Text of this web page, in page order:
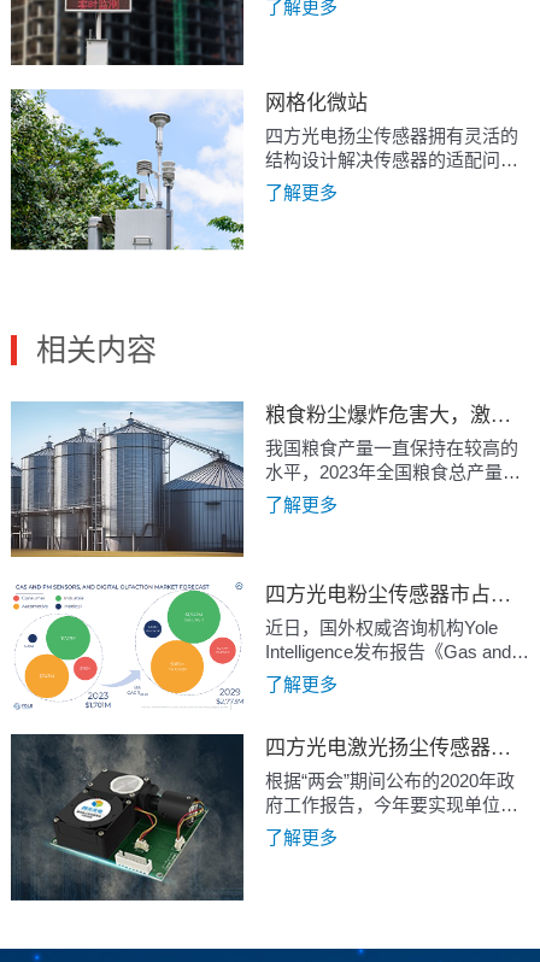
置，消除水雾影响；配置超声波
运行过程中采样流量恒定。
了解更多
网格化微站
四方光电扬尘传感器拥有灵活的
结构设计解决传感器的适配问
题，衍生出了不受采样流量影响
的扬尘传感器PM3006S-P，满足
了解更多
相关内容
粮食粉尘爆炸危害大，激光粉尘传感器在保障粮仓安全中的关键作用
我国粮食产量一直保持在较高的
水平，2023年全国粮食总产量
13908.2亿斤。如此巨大的粮食产
量也带来了大量粮食储备、加
储、运输及散粮装卸过程中均会
产生粮食粉尘，粮食粉尘作为一
种不导电的可燃性粉尘，在与空
气混合后达到一定浓度时，如果
遇到足够能量的点火源，就有可
粉尘爆炸，如何预防粮食粉尘爆
炸是粮食企业安全生产的一大课
题。
了解更多
四方光电粉尘传感器市占比第一，深耕技术引领行业发展
近日，国外权威咨询机构Yole
Intelligence发布报告《Gas and
Particle sensors 2024》，报告对
气体和粉尘传感器全球市场进行
器的市场现状、具体的细分市场
和未来发展趋势，报告显示气体
和粉尘传感器市场在2023年至
2029年间增长 8%，到2029年市
场总规模将达到约 28 亿美元，在
了解更多
四方光电激光扬尘传感器助力打赢蓝天保卫战
根据“两会”期间公布的2020年政
府工作报告，今年要实现单位国
内生产总值能耗和主要污染物排
放量继续下降；深化重点地区大
打赢蓝天保卫战、“十三五”规划
了解更多